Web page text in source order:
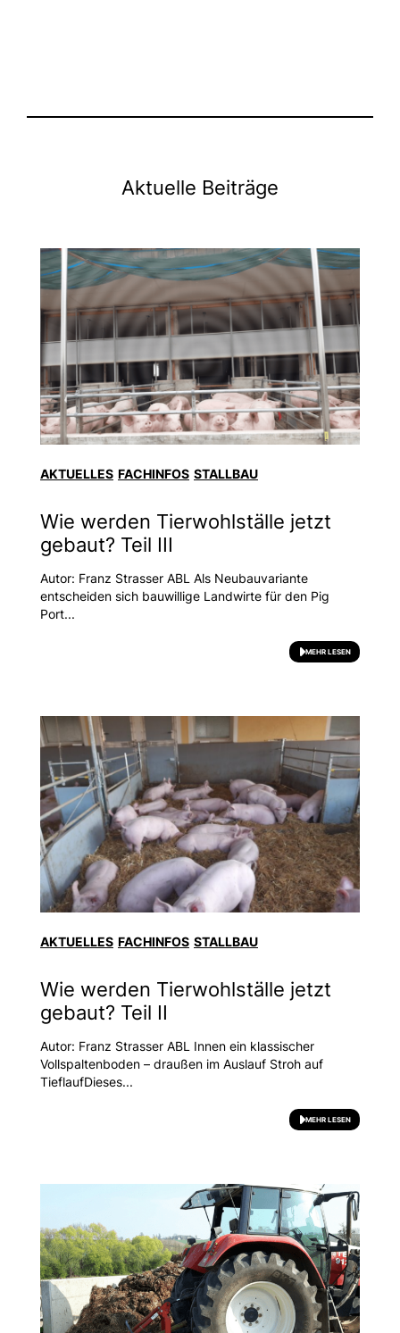
Aktuelle Beiträge
AKTUELLES FACHINFOS STALLBAU
Wie werden Tierwohlställe jetzt
gebaut? Teil III
Autor: Franz Strasser ABL Als Neubauvariante
entscheiden sich bauwillige Landwirte für den Pig
Port...
MEHR LESEN
AKTUELLES FACHINFOS STALLBAU
Wie werden Tierwohlställe jetzt
gebaut? Teil II
Autor: Franz Strasser ABL Innen ein klassischer
Vollspaltenboden – draußen im Auslauf Stroh auf
TieflaufDieses...
MEHR LESEN